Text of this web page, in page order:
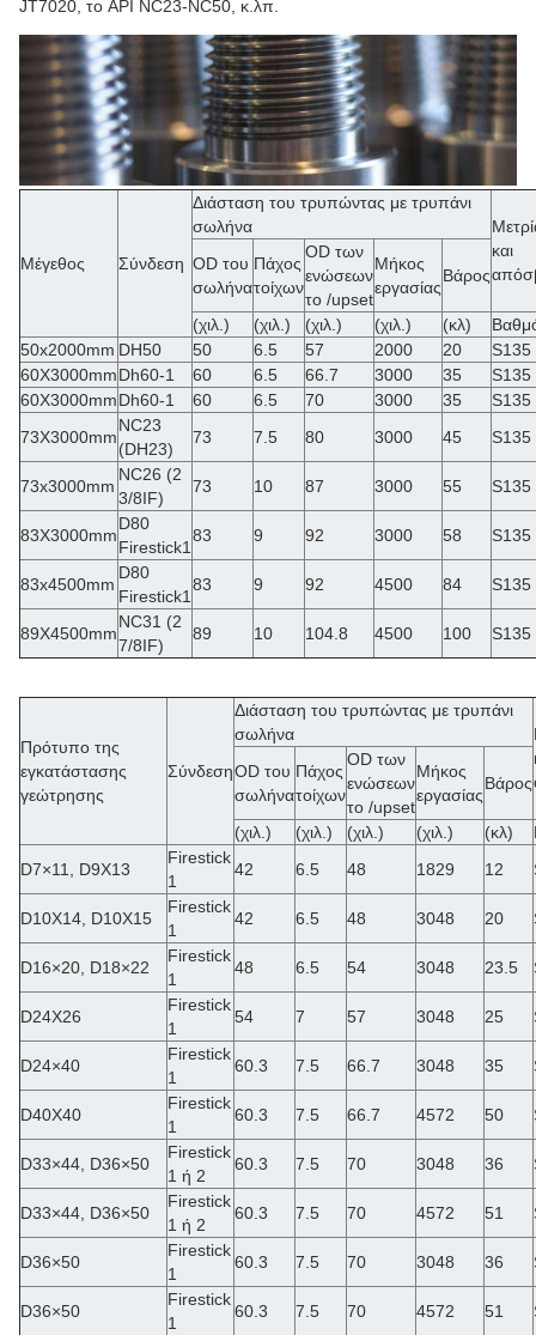
JT7020, το API NC23-NC50, κ.λπ.
Μέγεθος Σύνδεση
Διάσταση του τρυπώντας με τρυπάνι
σωλήνα
και
OD του
σωλήνα
Πάχος
τοίχων
OD των
ενώσεων
το /upset
Μήκος
εργασίας
Βάρος
(χιλ.) (χιλ.) (χιλ.) (χιλ.) (κλ)
50x2000mm DH50 50 6.5 57 2000 20
S135
60X3000mmDh60-1 60 6.5 66.7 3000 35
S135
60X3000mmDh60-1 60 6.5 70 3000 35
S135
73X3000mm
NC23
(DH23)
73 7.5 80 3000 45 S135
73x3000mm
NC26 (2
3/8IF)
73 10 87 3000 55 S135
83X3000mm
D80
Firestick1
83 9 92 3000 58 S135
83x4500mm
D80
Firestick1
83 9 92 4500 84 S135
89X4500mm
NC31 (2
7/8IF)
89 10 104.8 4500 100 S135
Πρότυπο της
εγκατάστασης
γεώτρησης
Σύνδεση
Διάσταση του τρυπώντας με τρυπάνι
σωλήνα
OD του
σωλήνα
Πάχος
τοίχων
OD των
ενώσεων
το /upset
Μήκος
εργασίας
Βάρος
(χιλ.) (χιλ.) (χιλ.) (χιλ.) (κλ)
D7×11, D9X13
Firestick
1
42 6.5 48 1829 12
D10X14, D10X15
Firestick
1
42 6.5 48 3048 20
D16×20, D18×22
Firestick
1
48 6.5 54 3048 23.5
D24X26
Firestick
1
54 7 57 3048 25
D24×40
Firestick
1
60.3 7.5 66.7 3048 35
D40X40
Firestick
1
60.3 7.5 66.7 4572 50
D33×44, D36×50
Firestick
1 ή 2
60.3 7.5 70 3048 36
D33×44, D36×50
Firestick
1 ή 2
60.3 7.5 70 4572 51
D36×50
Firestick
1
60.3 7.5 70 3048 36
D36×50
Firestick
1
60.3 7.5 70 4572 51